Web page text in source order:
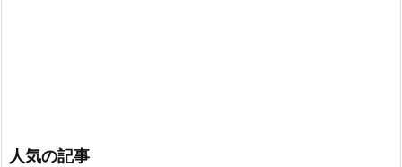
人気の記事